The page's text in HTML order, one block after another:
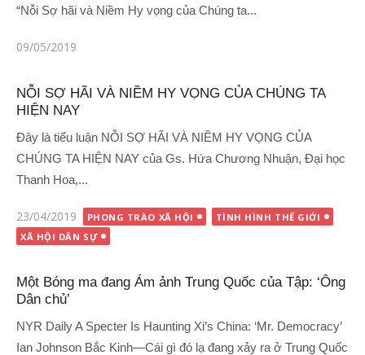
“Nỗi Sợ hãi và Niềm Hy vọng của Chúng ta...
Đăng
09/05/2019
NỖI SỢ HÃI VÀ NIỀM HY VỌNG CỦA CHÚNG TA
HIỆN NAY
Đây là tiểu luận NỖI SỢ HÃI VÀ NIỀM HY VỌNG CỦA
CHÚNG TA HIỆN NAY của Gs. Hứa Chương Nhuận, Đại học
Thanh Hoa,...
Đăng
vào
23/04/2019 PHONG TRÀO XÃ HỘI
TÌNH HÌNH THẾ GIỚI
XÃ HỘI DÂN SỰ
Một Bóng ma đang Ám ảnh Trung Quốc của Tập: ‘Ông
Dân chủ’
NYR Daily A Specter Is Haunting Xi’s China: ‘Mr. Democracy’
Ian Johnson Bắc Kinh—Cái gì đó lạ đang xảy ra ở Trung Quốc